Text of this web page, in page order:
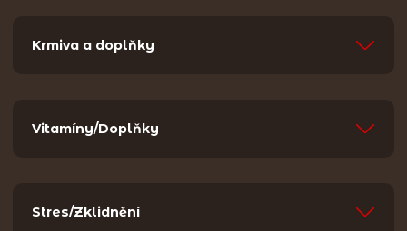
Krmiva a doplňky
Vitamíny/Doplňky
Stres/Zklidnění